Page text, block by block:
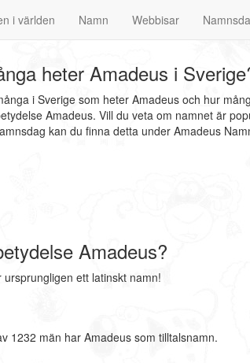
i världen Namn Webbisar
heter Amadeus i
i Sverige som heter Amadeus och hur
Amadeus. Vill du veta om namnet är
kan du finna detta under Amadeus
Amadeus?
ett latinskt namn!
1232 män har Amadeus som tilltalsnamn.